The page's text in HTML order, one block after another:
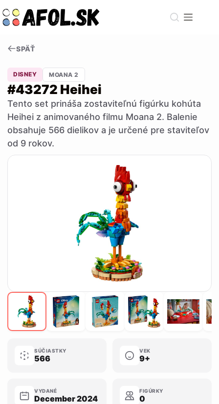
to
content
SPÄŤ
DISNEY MOANA 2
#43272 Heihei
Tento set prináša zostaviteľnú figúrku kohúta
Heihei z animovaného filmu Moana 2. Balenie
obsahuje 566 dielikov a je určené pre staviteľov
od 9 rokov.
SÚČIASTKY
566
VEK
9+
VYDANÉ
December 2024
FIGÚRKY
0